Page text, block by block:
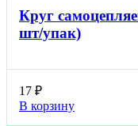
Круг
шт/упак)
17 ₽
В корзину